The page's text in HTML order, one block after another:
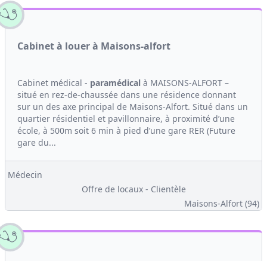
Cabinet à louer à Maisons-alfort
Cabinet médical - paramédical à MAISONS-ALFORT –
situé en rez-de-chaussée dans une résidence donnant
sur un des axe principal de Maisons-Alfort. Situé dans un
quartier résidentiel et pavillonnaire, à proximité d’une
école, à 500m soit 6 min à pied d’une gare RER (Future
gare du...
Médecin
Offre de locaux - Clientèle
Maisons-Alfort (94)